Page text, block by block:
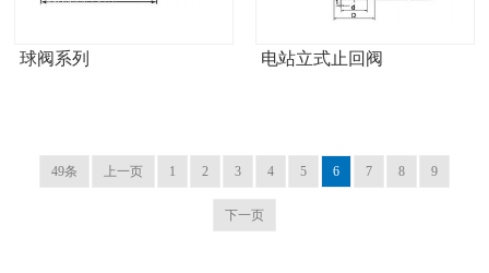
球阀系列 电站立式止回阀
49条 上一页 1 2 3 4 5 6 7 8 9
下一页